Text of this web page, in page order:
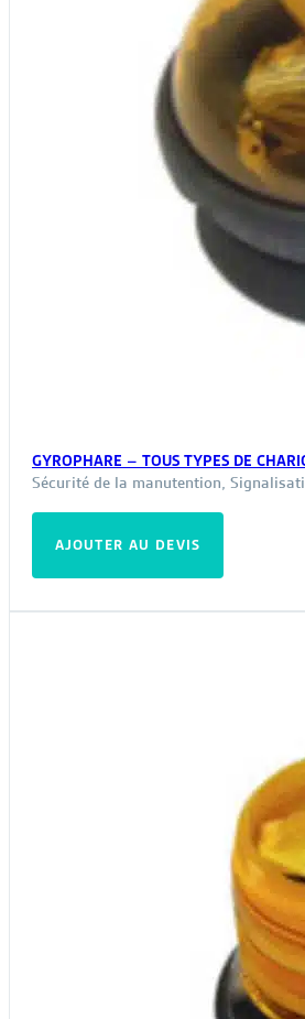
GYROPHARE – TOUS TYPES DE
Sécurité de la manutention,
AJOUTER AU DEVIS